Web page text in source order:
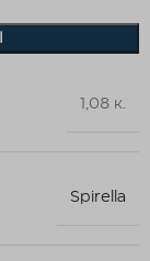
1,08 κ.
Spirella